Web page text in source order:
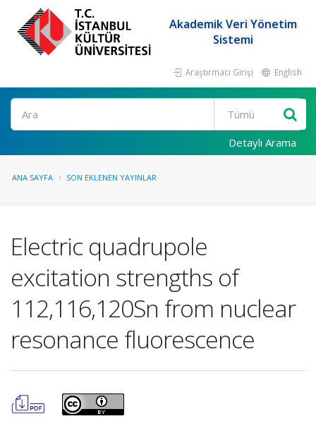
Akademik Veri Yönetim
Sistemi
Araştırmacı Girişi English
Ara
Detaylı Arama
ANA SAYFA SON EKLENEN YAYINLAR
Electric quadrupole
excitation strengths of
112,116,120Sn from nuclear
resonance fluorescence